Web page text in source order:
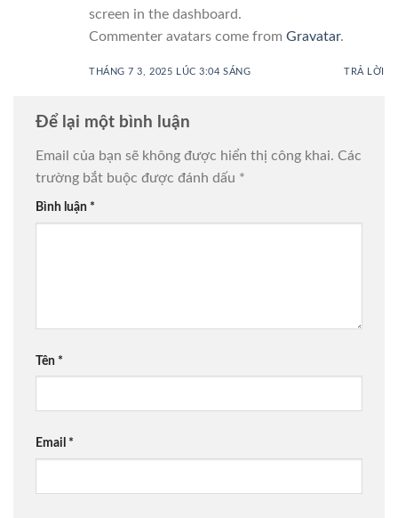
screen in the dashboard.
Commenter avatars come from Gravatar.
THÁNG 7 3, 2025 LÚC 3:04 SÁNG TRẢ LỜI
Để lại một bình luận
Email của bạn sẽ không được hiển thị công khai. Các
trường bắt buộc được đánh dấu *
Bình luận *
Tên *
Email *